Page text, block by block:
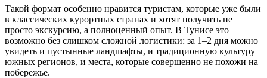
Такой формат особенно нравится туристам, которые уже были
в классических курортных странах и хотят получить не
просто экскурсию, а полноценный опыт. В Тунисе это
возможно без слишком сложной логистики: за 1–2 дня можно
увидеть и пустынные ландшафты, и традиционную культуру
южных регионов, и места, которые совершенно не похожи на
побережье.